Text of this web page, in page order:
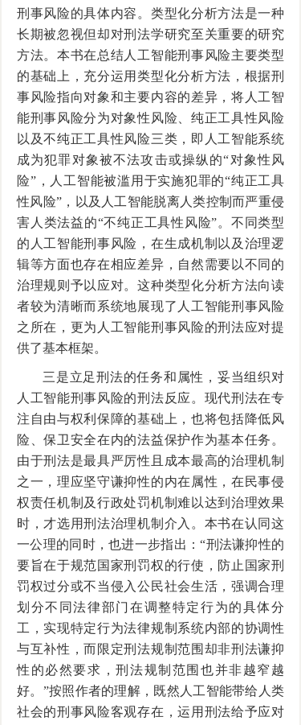
刑事风险的具体内容。类型化分析方法是一种
长期被忽视但却对刑法学研究至关重要的研究
方法。本书在总结人工智能刑事风险主要类型
的基础上，充分运用类型化分析方法，根据刑
事风险指向对象和主要内容的差异，将人工智
能刑事风险分为对象性风险、纯正工具性风险
以及不纯正工具性风险三类，即人工智能系统
成为犯罪对象被不法攻击或操纵的“对象性风
险”，人工智能被滥用于实施犯罪的“纯正工具
性风险”，以及人工智能脱离人类控制而严重侵
害人类法益的“不纯正工具性风险”。不同类型
的人工智能刑事风险，在生成机制以及治理逻
辑等方面也存在相应差异，自然需要以不同的
治理规则予以应对。这种类型化分析方法向读
者较为清晰而系统地展现了人工智能刑事风险
之所在，更为人工智能刑事风险的刑法应对提
供了基本框架。
三是立足刑法的任务和属性，妥当组织对
人工智能刑事风险的刑法反应。现代刑法在专
注自由与权利保障的基础上，也将包括降低风
险、保卫安全在内的法益保护作为基本任务。
由于刑法是最具严厉性且成本最高的治理机制
之一，理应坚守谦抑性的内在属性，在民事侵
权责任机制及行政处罚机制难以达到治理效果
时，才选用刑法治理机制介入。本书在认同这
一公理的同时，也进一步指出：“刑法谦抑性的
要旨在于规范国家刑罚权的行使，防止国家刑
罚权过分或不当侵入公民社会生活，强调合理
划分不同法律部门在调整特定行为的具体分
工，实现特定行为法律规制系统内部的协调性
与互补性，而限定刑法规制范围却非刑法谦抑
性的必然要求，刑法规制范围也并非越窄越
好。”按照作者的理解，既然人工智能带给人类
社会的刑事风险客观存在，运用刑法给予应对